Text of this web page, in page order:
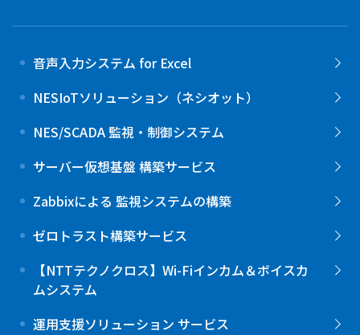
音声入力システム for Excel
NESIoTソリューション（ネシオット）
NES/SCADA 監視・制御システム
サーバー仮想基盤 構築サービス
Zabbixによる 監視システムの構築
ゼロトラスト構築サービス
【NTTテクノクロス】Wi-Fiインカム＆ボイスカ
ムシステム
運用支援ソリューション サービス